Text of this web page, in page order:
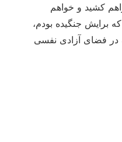
کشید و خواهم
برایش جنگیده بودم،
در فضای آزادی نفسی